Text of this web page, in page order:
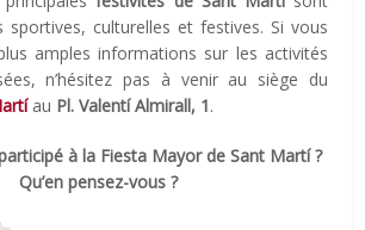
sportives, culturelles et festives. Si vous
amples informations sur les activités
n’hésitez pas à venir au siège du
au Pl. Valentí Almirall, 1.
à la Fiesta Mayor de Sant Martí ?
Qu’en pensez-vous ?